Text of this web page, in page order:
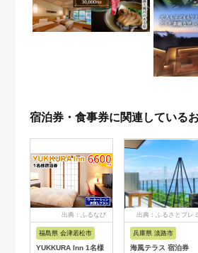
宿泊券・食事券に関連している
出典：ふるなび
福島県 会津若松市
YUKKURA Inn 1名様
出典：ふるさとプレミ
兵庫県 淡路市
海風テラス 宿泊券